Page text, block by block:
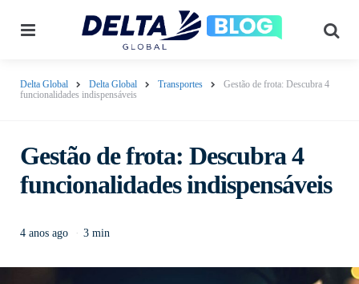
Delta Global Delta Global Transportes
Gestão de frota: Descubra 4
funcionalidades indispensáveis
Gestão de frota: Descubra 4
funcionalidades indispensáveis
4 anos ago 3 min